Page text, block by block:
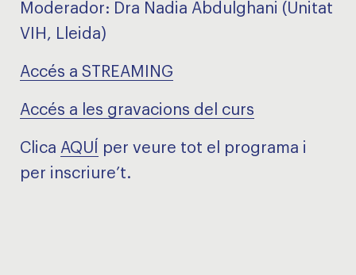
Moderador: Dra Nadia Abdulghani (Unitat
VIH, Lleida)
Accés a STREAMING
Accés a les gravacions del curs
Clica AQUÍ
per veure tot el programa i
per inscriure’t.